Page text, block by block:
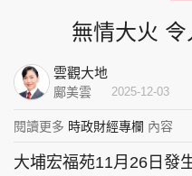
集團旗下品牌
無情大火
雲觀大地
鄺美雲 2025-12-03
閱讀更多 時政財經專欄 內容
大埔宏福苑11月26日發